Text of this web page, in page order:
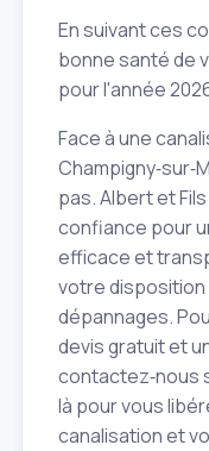
En suivant ces
bonne santé de
pour l'année
Face à une
pas. Albert et
confiance pour
efficace et
votre
dépannages.
devis gratuit et
contactez‑nous
là pour vous
canalisation et